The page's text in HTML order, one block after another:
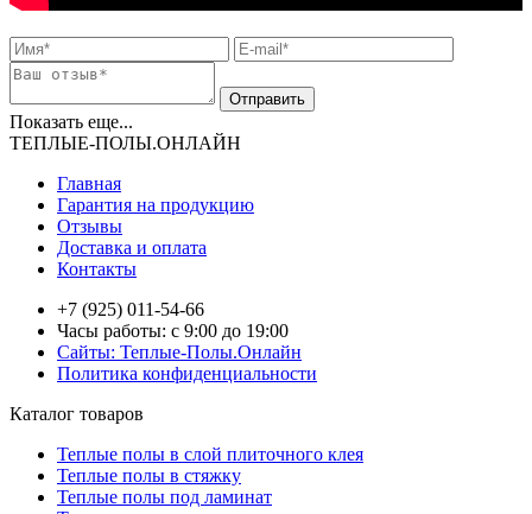
Показать еще...
ТЕПЛЫЕ-ПОЛЫ.ОНЛАЙН
Главная
Гарантия на продукцию
Отзывы
Доставка и оплата
Контакты
+7 (925) 011-54-66
Часы работы: с 9:00 до 19:00
Сайты: Теплые-Полы.Онлайн
Политика конфиденциальности
Каталог товаров
Теплые полы в слой плиточного клея
Теплые полы в стяжку
Теплые полы под ламинат